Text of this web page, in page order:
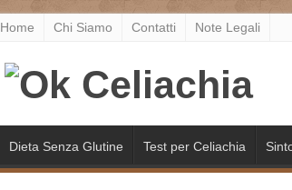
Home Chi Siamo Contatti Note Legali
Dieta Senza Glutine Test per Celiachia